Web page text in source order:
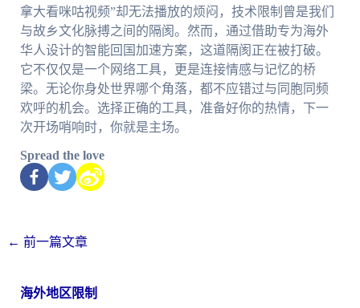
拿大看咪咕视频”却无法播放的烦闷，技术限制曾是我们
与故乡文化脉搏之间的隔阂。然而，通过借助专为海外
华人设计的智能回国加速方案，这道隔阂正在被打破。
它不仅仅是一个网络工具，更是连接情感与记忆的桥
梁。无论你身处世界哪个角落，都不应错过与同胞同频
欢呼的机会。选择正确的工具，准备好你的热情，下一
次开场哨响时，你就是主场。
Spread the love
← 前一篇文章
海外地区限制